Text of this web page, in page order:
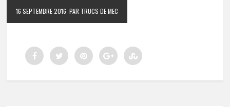
16 SEPTEMBRE 2016 PAR TRUCS DE MEC